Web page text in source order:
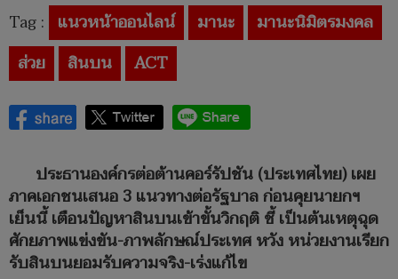
Tag : แนวหน้าออนไลน์ มานะ
มานะนิมิตรมงคล
ส่วย
สินบน ACT
ประธานองค์กรต่อต้านคอร์รัปชัน (ประเทศไทย) เผย
ภาคเอกชนเสนอ 3 แนวทางต่อรัฐบาล ก่อนคุยนายกฯ
เย็นนี้ เตือนปัญหาสินบนเข้าขั้นวิกฤติ ชี้ เป็นต้นเหตุฉุด
ศักยภาพแข่งขัน-ภาพลักษณ์ประเทศ หวัง หน่วยงานเรียก
รับสินบนยอมรับความจริง-เร่งแก้ไข